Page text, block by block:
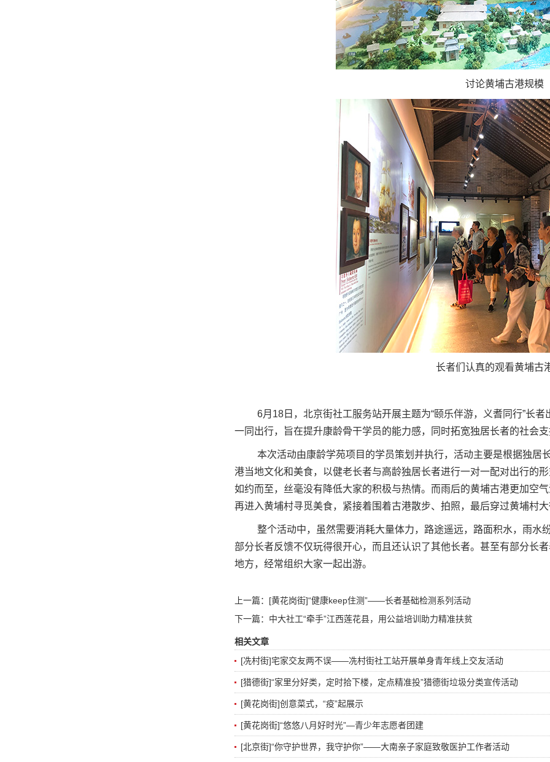
讨论黄埔古港规模
长者们认真的观看黄埔古
6月18日，北京街社工服务站开展主题为“颐乐伴游，义耆同行”长
一同出行，旨在提升康龄骨干学员的能力感，同时拓宽独居长者的社会
本次活动由康龄学苑项目的学员策划并执行，活动主要是根据独居
港当地文化和美食，以健老长者与高龄独居长者进行一对一配对出行的
如约而至，丝毫没有降低大家的积极与热情。而雨后的黄埔古港更加空
再进入黄埔村寻觅美食，紧接着围着古港散步、拍照，最后穿过黄埔村
整个活动中，虽然需要消耗大量体力，路途遥远，路面积水，雨水
部分长者反馈不仅玩得很开心，而且还认识了其他长者。甚至有部分长
地方，经常组织大家一起出游。
上一篇： [黄花岗街]“健康keep住测”——长者基础检测系列活动
下一篇： 中大社工“牵手”江西莲花县，用公益培训助力精准扶贫
相关文章
[冼村街]宅家交友两不误——冼村街社工站开展单身青年线上交友活动
[猎德街]“家里分好类，定时拾下楼，定点精准投”猎德街垃圾分类宣传活动
[黄花岗街]创意菜式，“疫”起展示
[黄花岗街]“悠悠八月好时光”—青少年志愿者团建
[北京街]“你守护世界，我守护你”——大南亲子家庭致敬医护工作者活动